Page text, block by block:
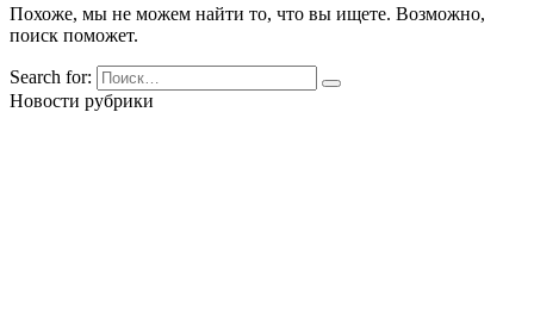
Похоже, мы не можем найти то, что вы ищете. Возможно,
поиск поможет.
Search for:
Новости рубрики